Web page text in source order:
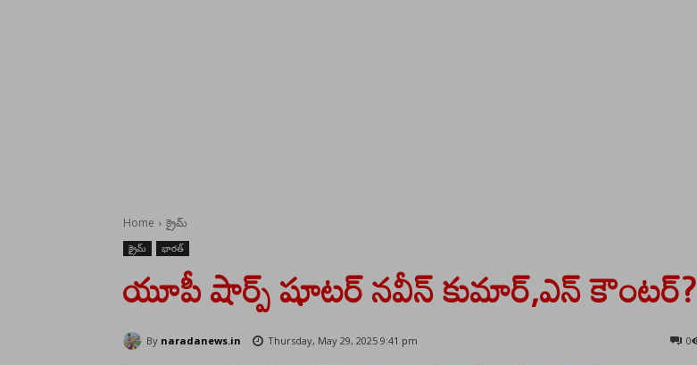
Home క్రైమ్
క్రైమ్ భారత్
యూపీ షార్ప్ షూటర్ నవీన్ కుమార్,ఎన్ కౌంటర్?
By naradanews.in Thursday, May 29, 2025 9:41 pm 0